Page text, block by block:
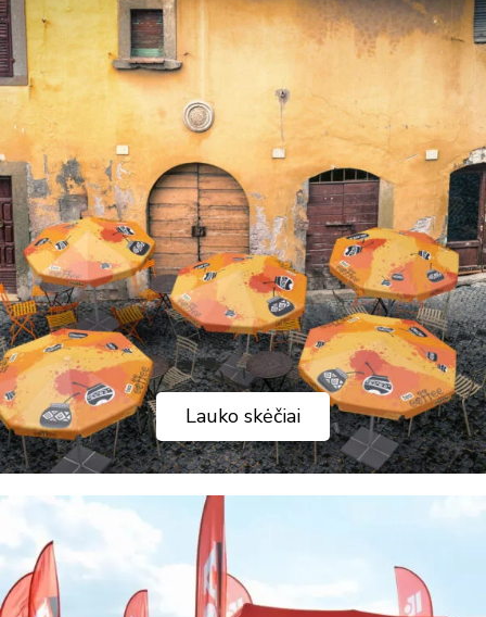
Lauko skėčiai